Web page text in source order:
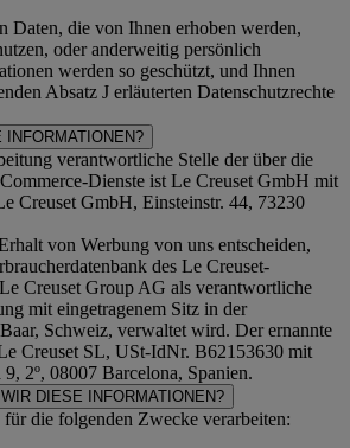
Daten, die von Ihnen erhoben werden,
oder anderweitig persönlich
werden so geschützt, und Ihnen
Absatz J erläuterten Datenschutzrechte
INFORMATIONEN?
verantwortliche Stelle der über die
Dienste ist Le Creuset GmbH mit
Creuset GmbH, Einsteinstr. 44, 73230
von Werbung von uns entscheiden,
des Le Creuset-
Creuset Group AG als verantwortliche
mit eingetragenem Sitz in der
Schweiz, verwaltet wird. Der ernannte
Creuset SL, USt-IdNr. B62153630 mit
2º, 08007 Barcelona, Spanien.
DIESE INFORMATIONEN?
die folgenden Zwecke verarbeiten: